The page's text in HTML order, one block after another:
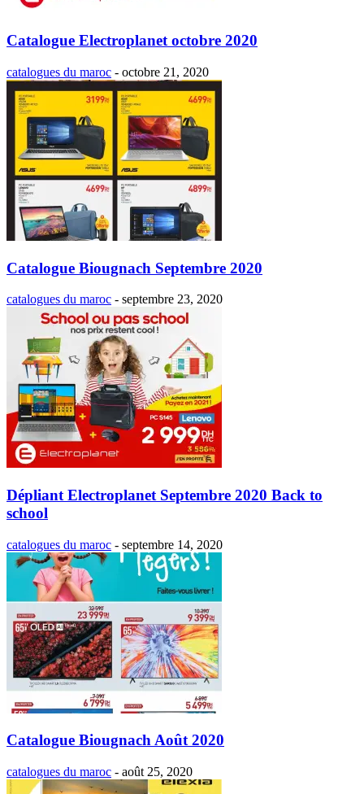
Catalogue Electroplanet octobre 2020
catalogues du maroc - octobre 21, 2020
Catalogue Biougnach Septembre 2020
catalogues du maroc - septembre 23, 2020
Dépliant Electroplanet Septembre 2020 Back to
school
catalogues du maroc - septembre 14, 2020
Catalogue Biougnach Août 2020
catalogues du maroc - août 25, 2020